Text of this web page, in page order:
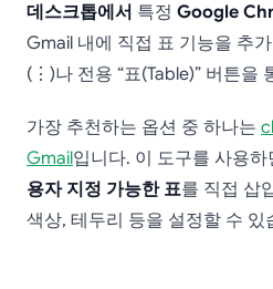
데스크톱에서 특정 Google
Gmail 내에 직접 표 기능을 추
(⋮)나 전용 “표(Table)” 버튼을
가장 추천하는 옵션 중 하나는
Gmail입니다. 이 도구를 사용하
용자 지정 가능한 표를 직접 삽
색상, 테두리 등을 설정할 수 있